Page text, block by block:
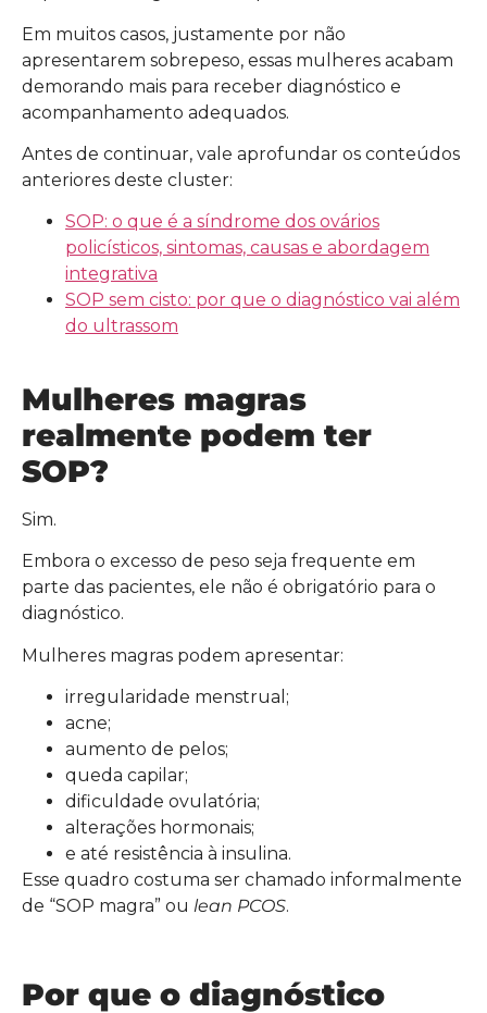
Em muitos casos, justamente por não
apresentarem sobrepeso, essas mulheres acabam
demorando mais para receber diagnóstico e
acompanhamento adequados.
Antes de continuar, vale aprofundar os conteúdos
anteriores deste cluster:
SOP: o que é a síndrome dos ovários
policísticos, sintomas, causas e abordagem
integrativa
SOP sem cisto: por que o diagnóstico vai além
do ultrassom
Mulheres magras
realmente podem ter
SOP?
Sim.
Embora o excesso de peso seja frequente em
parte das pacientes, ele não é obrigatório para o
diagnóstico.
Mulheres magras podem apresentar:
irregularidade menstrual;
acne;
aumento de pelos;
queda capilar;
dificuldade ovulatória;
alterações hormonais;
e até resistência à insulina.
Esse quadro costuma ser chamado informalmente
de “SOP magra” ou lean PCOS.
Por que o diagnóstico